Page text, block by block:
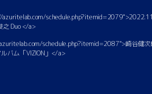
之 Duo </a>
schedule.php?itemid=2087">崎谷健次
バム「VIZION」</a>